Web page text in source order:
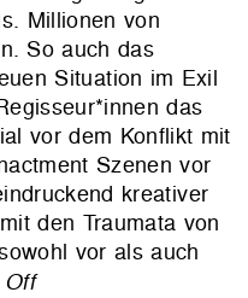
Millionen von
So auch das
Situation im Exil
das
vor dem Konflikt mit
Szenen vor
kreativer
den Traumata von
vor als auch